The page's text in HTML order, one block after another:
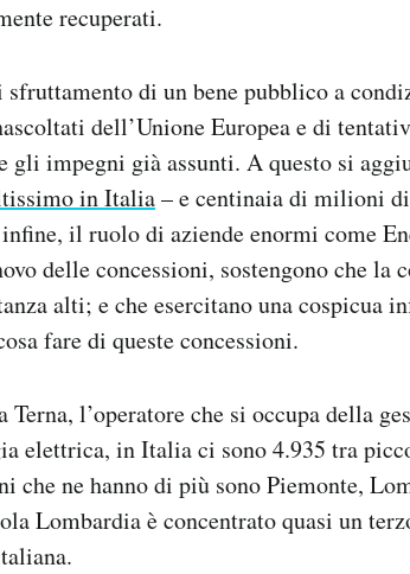
recuperati.
sfruttamento di un bene pubblico a
dell’Unione Europea e di
impegni già assunti. A questo si
in Italia– e centinaia di milioni
il ruolo di aziende enormi come
delle concessioni, sostengono che la
alti; e che esercitano una cospicua
fare di queste concessioni.
Terna, l’operatore che si occupa della
elettrica, in Italia ci sono 4.935 tra
che ne hanno di più sono Piemonte,
Lombardia è concentrato quasi un